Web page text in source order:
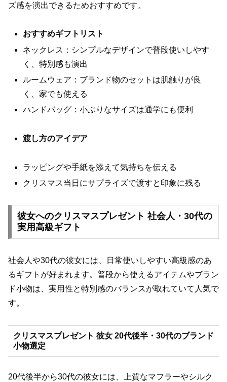
ズ感を演出できるためおすすめです。
おすすめギフトリスト
ネックレス：シンプルなデザインで普段使いしやす
く、特別感も演出
ルームウェア：ブランド物のセットは肌触りが良
く、家でも使える
ハンドバッグ：小ぶりなサイズは通学にも便利
渡し方のアイデア
ラッピングや手紙を添えて気持ちを伝える
クリスマス当日にサプライズで渡すと印象に残る
彼女へのクリスマスプレゼント 社会人・30代の
実用高級ギフト
社会人や30代の彼女には、日常使いしやすい高級感のあ
るギフトが好まれます。普段から使えるアイテムやブラン
ド小物は、実用性と特別感のバランスが取れていて人気で
す。
クリスマスプレゼント 彼女 20代後半・30代のブランド
小物選定
20代後半から30代の彼女には、上質なマフラーやシルク